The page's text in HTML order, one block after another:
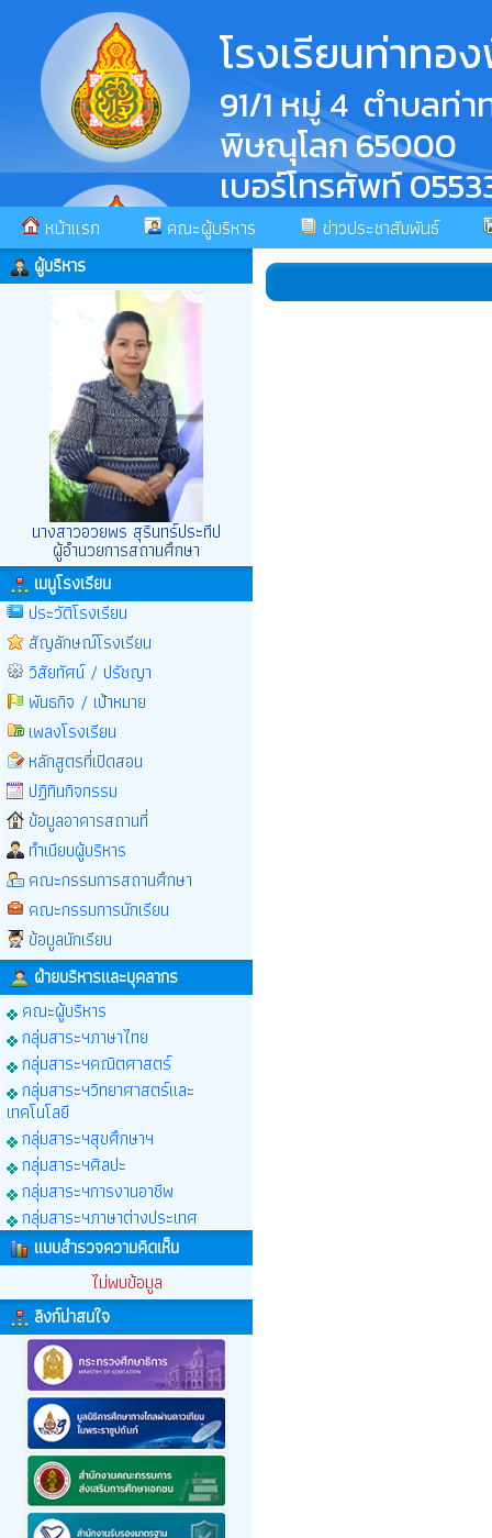
โรงเรียนท่าทอ
91/1 หมู่ 4 ตำบลท่
พิษณุโลก 65000
เบอร์โทรศัพท์
หน้าแรก คณะผู้บริหาร ข่าวประชาสัมพันธ์
ผู้บริหาร
นางสาวอวยพร สุรินทร์ประทีป
ผู้อำนวยการสถานศึกษา
เมนูโรงเรียน
ประวัติโรงเรียน
สัญลักษณ์โรงเรียน
วิสัยทัศน์ / ปรัชญา
พันธกิจ / เป้าหมาย
เพลงโรงเรียน
หลักสูตรที่เปิดสอน
ปฏิทินกิจกรรม
ข้อมูลอาคารสถานที่
ทำเนียบผู้บริหาร
คณะกรรมการสถานศึกษา
คณะกรรมการนักเรียน
ข้อมูลนักเรียน
ฝ่ายบริหารและบุคลากร
คณะผู้บริหาร
กลุ่มสาระฯภาษาไทย
กลุ่มสาระฯคณิตศาสตร์
กลุ่มสาระฯวิทยาศาสตร์และ
เทคโนโลยี
กลุ่มสาระฯสุขศึกษาฯ
กลุ่มสาระฯศิลปะ
กลุ่มสาระฯการงานอาชีพ
กลุ่มสาระฯภาษาต่างประเทศ
แบบสำรวจความคิดเห็น
ไม่พบข้อมูล
ลิงก์น่าสนใจ